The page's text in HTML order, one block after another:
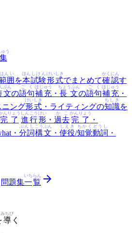
集
ゅう
囲
はんい
を本
ほん
試験
しけん
形式
けいしき
でまとめて確認
かくにん
す
文
ぶん
の語句
ごく
補充
ほじゅう
・ 長文
ちょうぶん
の語句
ごく
補充
ほじゅう
・
ニング形式
けいしき
・ライティングの知識
ちしき
を
完了
んりょう
進行
しんこう
形
けい
・ 過去
かこ
完了
かんりょう
・
・ 分詞
ぶんし
構文
こうぶん
・ 使役
しえき
/知覚
ちかく
動詞
どうし
・
問題集一
いち
覧
らん
導
みちび
く